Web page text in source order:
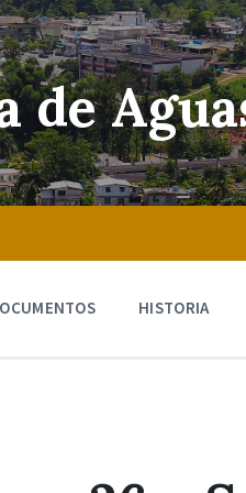
de
HISTORIA